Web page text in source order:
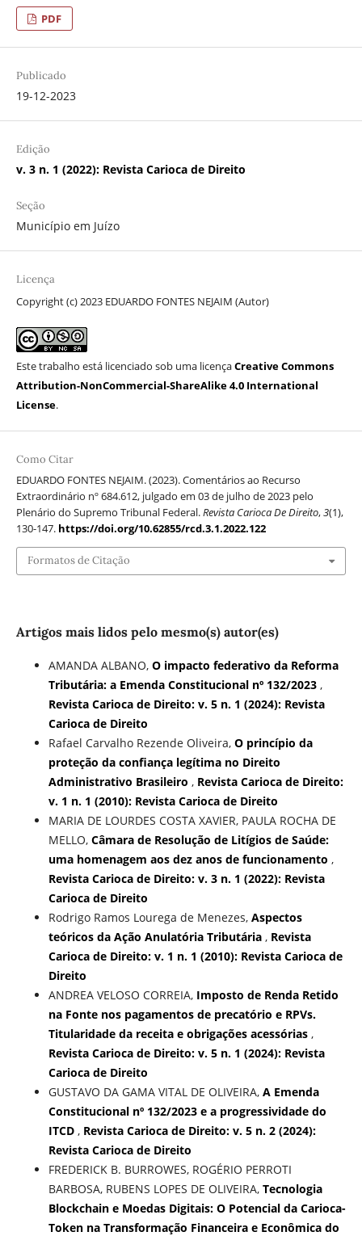
PDF
Publicado
19-12-2023
Edição
v. 3 n. 1 (2022): Revista Carioca de Direito
Seção
Município em Juízo
Licença
Copyright (c) 2023 EDUARDO FONTES NEJAIM (Autor)
Este trabalho está licenciado sob uma licençaCreative Commons
Attribution-NonCommercial-ShareAlike 4.0 International
License.
Como Citar
EDUARDO FONTES NEJAIM. (2023). Comentários ao Recurso
Extraordinário nº 684.612, julgado em 03 de julho de 2023 pelo
Plenário do Supremo Tribunal Federal.Revista Carioca De Direito,3(1),
130-147. https://doi.org/10.62855/rcd.3.1.2022.122
Formatos de Citação
Artigos mais lidos pelo mesmo(s) autor(es)
AMANDA ALBANO, O impacto federativo da Reforma
Tributária: a Emenda Constitucional nº 132/2023 ,
Revista Carioca de Direito: v. 5 n. 1 (2024): Revista
Carioca de Direito
Rafael Carvalho Rezende Oliveira, O princípio da
proteção da confiança legítima no Direito
Administrativo Brasileiro , Revista Carioca de Direito:
v. 1 n. 1 (2010): Revista Carioca de Direito
MARIA DE LOURDES COSTA XAVIER, PAULA ROCHA DE
MELLO, Câmara de Resolução de Litígios de Saúde:
uma homenagem aos dez anos de funcionamento ,
Revista Carioca de Direito: v. 3 n. 1 (2022): Revista
Carioca de Direito
Rodrigo Ramos Lourega de Menezes, Aspectos
teóricos da Ação Anulatória Tributária , Revista
Carioca de Direito: v. 1 n. 1 (2010): Revista Carioca de
Direito
ANDREA VELOSO CORREIA, Imposto de Renda Retido
na Fonte nos pagamentos de precatório e RPVs.
Titularidade da receita e obrigações acessórias ,
Revista Carioca de Direito: v. 5 n. 1 (2024): Revista
Carioca de Direito
GUSTAVO DA GAMA VITAL DE OLIVEIRA, A Emenda
Constitucional nº 132/2023 e a progressividade do
ITCD , Revista Carioca de Direito: v. 5 n. 2 (2024):
Revista Carioca de Direito
FREDERICK B. BURROWES, ROGÉRIO PERROTI
BARBOSA, RUBENS LOPES DE OLIVEIRA, Tecnologia
Blockchain e Moedas Digitais: O Potencial da Carioca-
Token na Transformação Financeira e Econômica do